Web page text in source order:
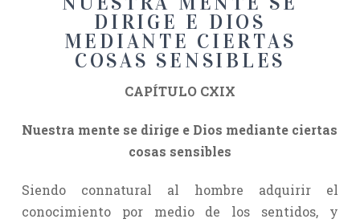
DIRIGE E DIOS
MEDIANTE CIERTAS
COSAS SENSIBLES
CAPÍTULO CXIX
Nuestra mente se dirige e Dios mediante ciertas
cosas sensibles
Siendo connatural al hombre adquirir el
conocimiento por medio de los sentidos, y